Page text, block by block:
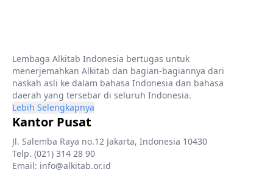
Lembaga Alkitab Indonesia bertugas untuk
menerjemahkan Alkitab dan bagian-bagiannya dari
naskah asli ke dalam bahasa Indonesia dan bahasa
daerah yang tersebar di seluruh Indonesia.
Lebih Selengkapnya
Kantor Pusat
Jl. Salemba Raya no.12 Jakarta, Indonesia 10430
Telp. (021) 314 28 90
Email: info@alkitab.or.id